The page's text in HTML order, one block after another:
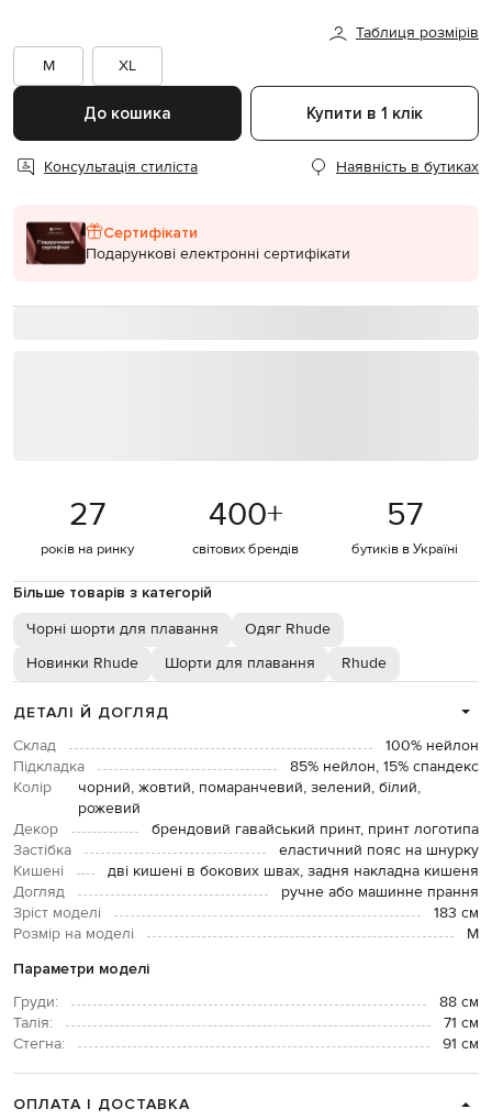
Таблиця розмірів
M
XL
До кошика Купити в 1 клік
Консультація стиліста Наявність в бутиках
Сертифікати
Подарункові електронні сертифікати
27
років на ринку
400+
світових брендів
57
бутиків в Україні
Більше товарів з категорій
Чорні шорти для плавання
Одяг Rhude
Новинки Rhude
Шорти для плавання Rhude
ДЕТАЛІ Й ДОГЛЯД
Склад
100% нейлон
Підкладка
85% нейлон, 15% спандекс
Колір
чорний, жовтий, помаранчевий, зелений, білий,
рожевий
Декор
брендовий гавайський принт, принт логотипа
Застібка
еластичний пояс на шнурку
Кишені
дві кишені в бокових швах, задня накладна кишеня
Догляд
ручне або машинне прання
Зріст моделі
183 см
Розмір на моделі
M
Параметри моделі
Груди:
88 см
Талія:
71 см
Стегна:
91 см
ОПЛАТА І ДОСТАВКА